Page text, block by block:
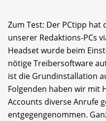
Zum Test: Der PCtipp hat
unserer Redaktions-PCs
Headset wurde beim
nötige Treibersoftware
ist die Grundinstallation
Folgenden haben wir mit
Accounts diverse Anrufe
entgegengenommen.